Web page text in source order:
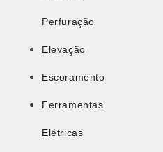
Perfuração
Elevação
Escoramento
Ferramentas
Elétricas